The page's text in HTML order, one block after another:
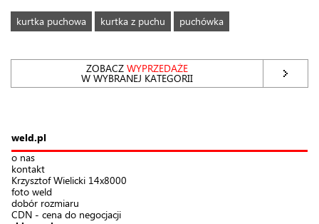
kurtka puchowa kurtka z puchu puchówka
ZOBACZWYPRZEDAŻE
W WYBRANEJ KATEGORII
weld.pl
o nas
kontakt
Krzysztof Wielicki 14x8000
foto weld
dobór rozmiaru
CDN - cena do negocjacji